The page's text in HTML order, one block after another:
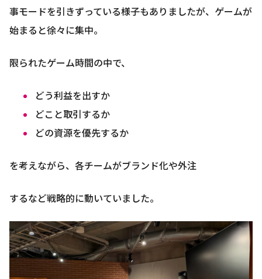
事モードを引きずっている様子もありましたが、ゲームが
始まると徐々に集中。
限られたゲーム時間の中で、
どう利益を出すか
どこと取引するか
どの資源を優先するか
を考えながら、各チームがブランド化や外注
するなど戦略的に動いていました。